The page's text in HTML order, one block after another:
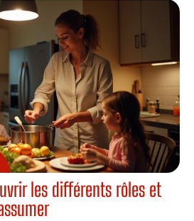
les différents rôles et